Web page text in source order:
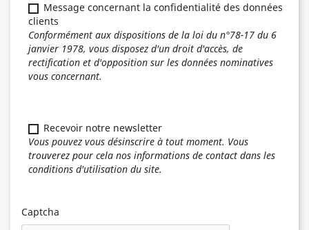
Message concernant la confidentialité des données
clients
Conformément aux dispositions de la loi du n°78-17 du 6
janvier 1978, vous disposez d'un droit d'accès, de
rectification et d'opposition sur les données nominatives
vous concernant.
Recevoir notre newsletter
Vous pouvez vous désinscrire à tout moment. Vous
trouverez pour cela nos informations de contact dans les
conditions d'utilisation du site.
Captcha